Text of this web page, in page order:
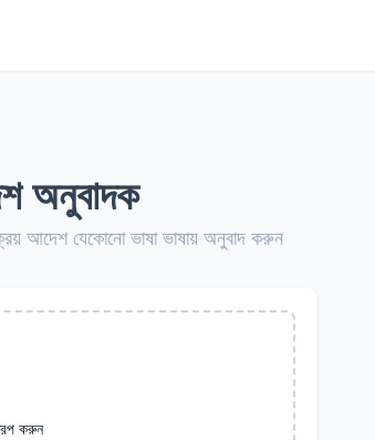
অনুবাদক
ক্রয় আদেশ যেকোনো ভাষা ভাষায় অনুবাদ করুন
করুন